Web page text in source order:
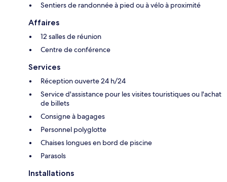
Sentiers de randonnée à pied ou à vélo à proximité
Affaires
12 salles de réunion
Centre de conférence
Services
Réception ouverte 24 h/24
Service d'assistance pour les visites touristiques ou l'achat
de billets
Consigne à bagages
Personnel polyglotte
Chaises longues en bord de piscine
Parasols
Installations